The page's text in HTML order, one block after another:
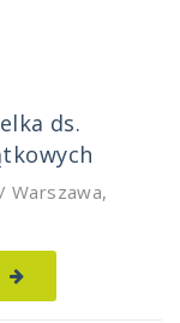
ds.
Warszawa,